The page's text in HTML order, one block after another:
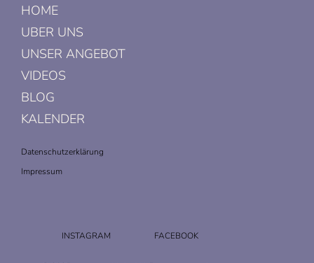
INSTAGRAM FACEBOOK
HOME
UBER UNS
UNSER ANGEBOT
VIDEOS
BLOG
KALENDER
Datenschutzerklärung
Impressum